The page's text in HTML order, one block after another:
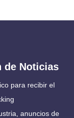
de Noticias
para recibir el
anuncios de